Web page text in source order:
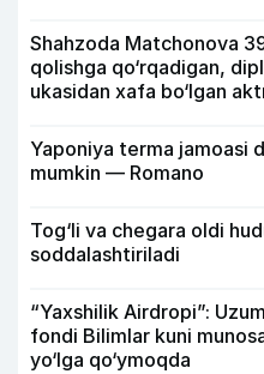
Shahzoda Matchonova
qolishga qo‘rqadigan,
ukasidan xafa bo‘lgan
Yaponiya terma jamoasi
mumkin — Romano
Tog‘li va chegara oldi
soddalashtiriladi
“Yaxshilik Airdropi”:
fondi Bilimlar kuni
yo‘lga qo‘ymoqda